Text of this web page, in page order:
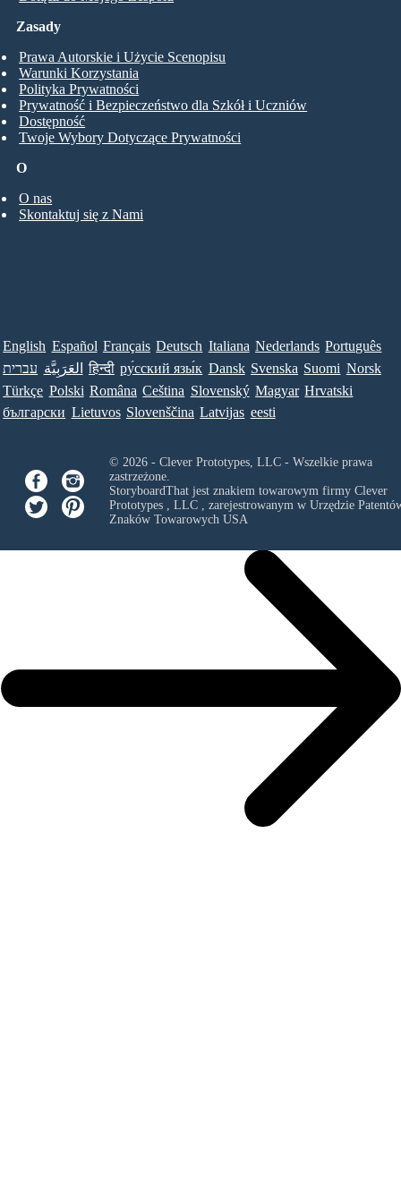
O
O nas
Skontaktuj się z Nami
Zasady
Prawa Autorskie i Użycie Scenopisu
Warunki Korzystania
Polityka Prywatności
Prywatność i Bezpieczeństwo dla Szkół i Uczniów
Dostępność
Twoje Wybory Dotyczące Prywatności
English Español Français Deutsch Italiana Nederlands Português
עברית العَرَبِيَّة हिन्दी ру́сский язы́к Dansk Svenska Suomi Norsk
Türkçe Polski Româna Ceština Slovenský Magyar Hrvatski
български Lietuvos Slovenščina Latvijas eesti
© 2026 - Clever Prototypes, LLC - Wszelkie prawa
zastrzeżone.
StoryboardThat jest znakiem towarowym firmy Clever
Prototypes , LLC, zarejestrowanym w Urzędzie
Znaków Towarowych USA